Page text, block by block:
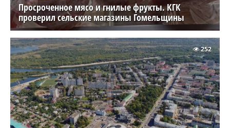
Просроченное мясо и гнилые фрукты. КГК
проверил сельские магазины Гомельщины
252